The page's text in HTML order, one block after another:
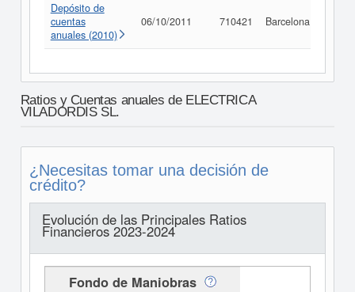
Depósito de
cuentas
anuales (2010)
06/10/2011 710421 Barcelona
Ratios y Cuentas anuales de ELECTRICA
VILADORDIS SL.
¿Necesitas tomar una decisión de
crédito?
Evolución de las Principales Ratios
Financieros 2023-2024
Fondo de Maniobras